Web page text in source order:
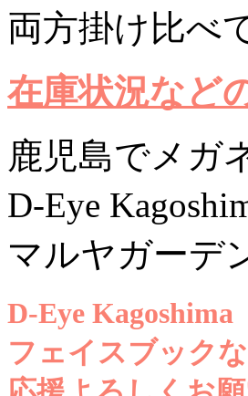
両方掛け比べ
在庫状況など
鹿児島でメガ
D-Eye
マルヤガーデ
D-Eye
フェイスブック